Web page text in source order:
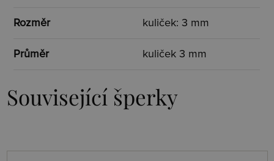
Rozměr kuliček: 3 mm
Průměr kuliček 3 mm
Související šperky